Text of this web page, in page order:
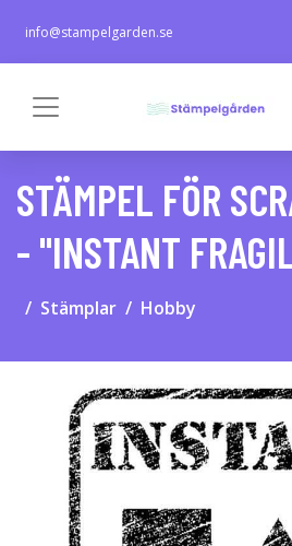
info@stampelgarden.se
STÄMPEL FÖR
- "INSTANT
Stämplar Hobby